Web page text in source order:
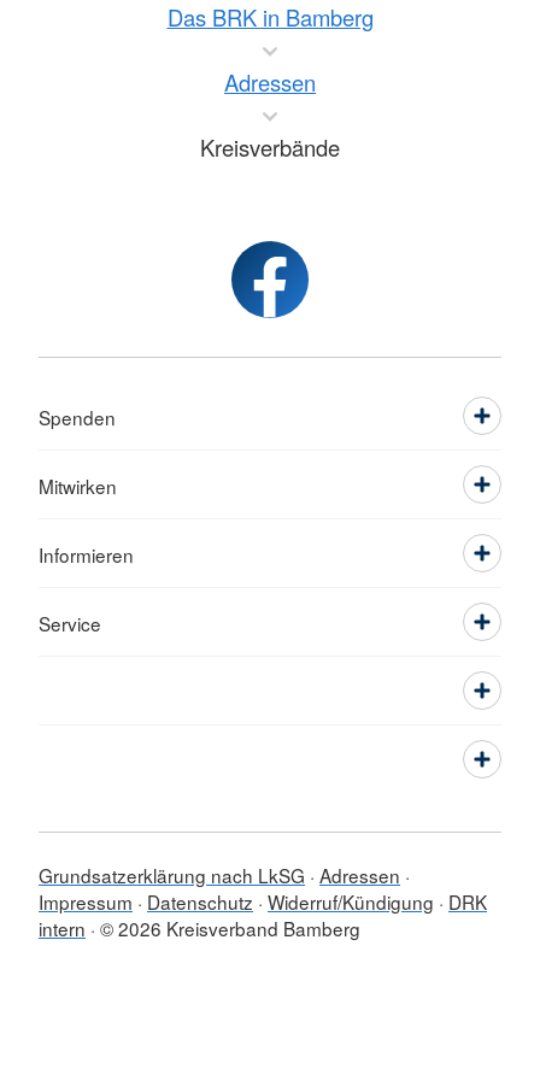
Das BRK in Bamberg
Adressen
Kreisverbände
Spenden
Mitwirken
Informieren
Service
Grundsatzerklärung nach LkSG Adressen
Impressum
Datenschutz Widerruf/Kündigung
DRK
intern © 2026 Kreisverband Bamberg